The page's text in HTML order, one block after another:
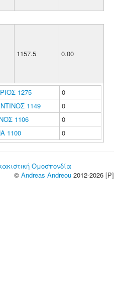
1157.5 0.00
1275
0
1149
0
1106
0
1100
0
Ομοσπονδία
© Andreas Andreou 2012-2026 [P]